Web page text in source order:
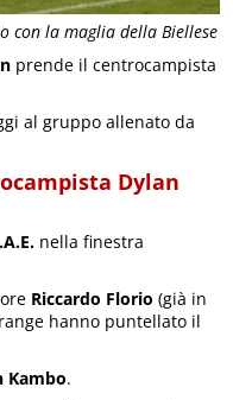
con la maglia della Biellese
prende il centrocampista
al gruppo allenato da
Dylan
nella finestra
Riccardo Florio(già in
hanno puntellato il
Kambo.